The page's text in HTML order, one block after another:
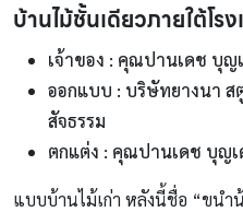
บ้านไม้ชั้นเดียวภายใต้โร
เจ้าของ : คุณปานเดช บุญ
ออกแบบ : บริษัทยางนา ส
สัจธรรม
ตกแต่ง : คุณปานเดช บุญ
แบบบ้านไม้เก่า หลังนี้ชื่อ “ขนำ